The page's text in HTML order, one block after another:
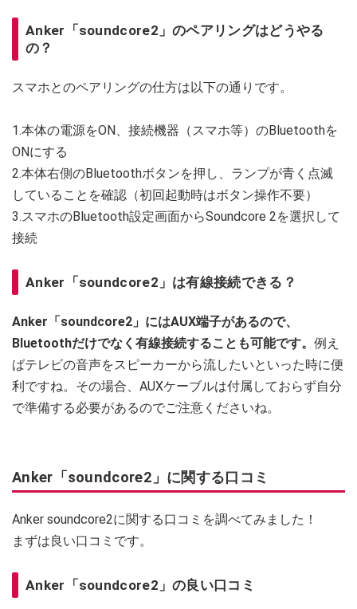
Anker「soundcore2」のペアリングはどうやる
の？
スマホとのペアリングの仕方は以下の通りです。
1.本体の電源をON、接続機器（スマホ等）のBluetoothを
ONにする
2.本体右側のBluetoothボタンを押し、ランプが青く点滅
していることを確認（初回起動時はボタン操作不要）
3.スマホのBluetooth設定画面からSoundcore 2を選択して
接続
Anker「soundcore2」は有線接続できる？
Anker「soundcore2」にはAUX端子があるので、
Bluetoothだけでなく有線接続することも可能です。 例え
ばテレビの音声をスピーカーから流したいといった時に便
利ですね。その場合、AUXケーブルは付属しておらず自分
で準備する必要があるのでご注意くださいね。
Anker「soundcore2」に関する口コミ
Anker soundcore2に関する口コミを調べてみました！
まずは良い口コミです。
Anker「soundcore2」の良い口コミ